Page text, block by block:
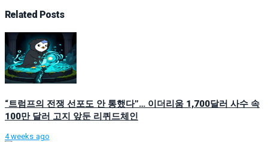
Related Posts
“트럼프의 전쟁 선포도 안 통했다”… 이더리움 1,700달러 사수 속
100만 달러 고지 앞둔 리퀴드체인
4 weeks ago